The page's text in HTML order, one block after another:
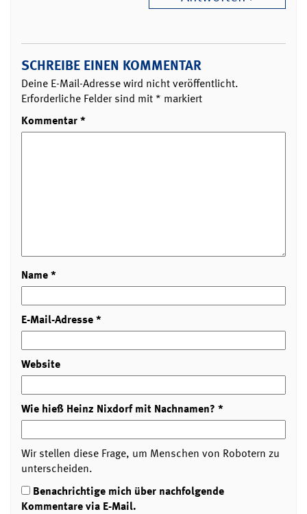
SCHREIBE EINEN KOMMENTAR
Deine E-Mail-Adresse wird nicht veröffentlicht.
Erforderliche Felder sind mit * markiert
Kommentar*
Name*
E-Mail-Adresse*
Website
Wie hieß Heinz Nixdorf mit Nachnamen? *
Wir stellen diese Frage, um Menschen von Robotern zu
unterscheiden.
Benachrichtige mich über nachfolgende
Kommentare via E-Mail.